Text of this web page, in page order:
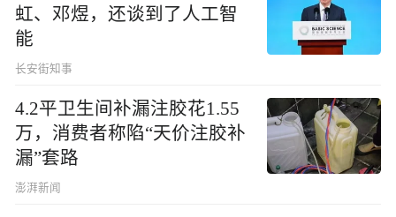
虹、邓煜，还谈到了人工智
能
长安街知事
4.2平卫生间补漏注胶花1.55
万，消费者称陷“天价注胶补
漏”套路
澎湃新闻